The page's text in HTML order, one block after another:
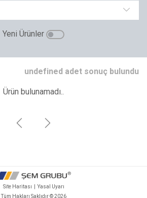
Yeni Ürünler
undefined adet sonuç bulundu
Ürün bulunamadı..
Site Haritası
Yasal Uyarı
Tüm Hakları Saklıdır © 2026